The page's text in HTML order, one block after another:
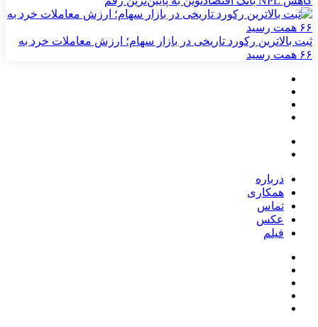
ثبت بالاترین رکورد تاریخی در بازار سهام؛ ارزش معاملات خرد به
۶۶ همت رسید
درباره
همکاری
تماس
عکس
فیلم